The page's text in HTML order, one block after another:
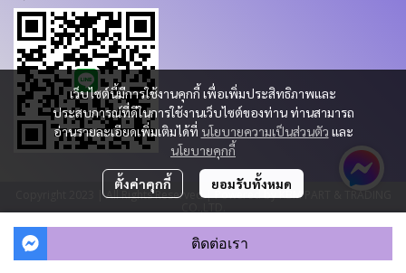
ติดต่อเรา
เว็บไซต์นี้มีการใช้งานคุกกี้ เพื่อเพิ่มประสิทธิภาพและ
ประสบการณ์ที่ดีในการใช้งานเว็บไซต์ของท่าน ท่านสามารถ
อ่านรายละเอียดเพิ่มเติมได้ที่ นโยบายความเป็นส่วนตัว และ
นโยบายคุกกี้
ตั้งค่าคุกกี้ ยอมรับทั้งหมด
Copyright 2023 | All Rights Reserved | Powered by KBM PART & TRADING
ผู้เข้าชมวันนี้37
Powered By MakeWebEasy